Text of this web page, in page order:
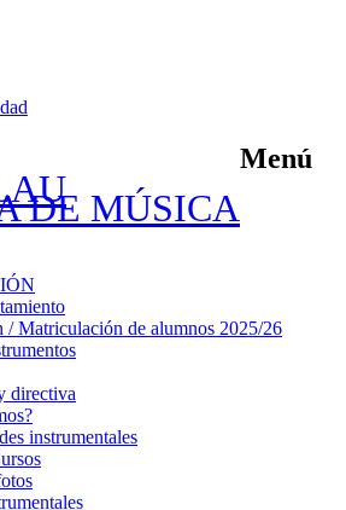
DE MÚSICA
Menú
/ Matriculación de alumnos 2025/26
directiva
instrumentales